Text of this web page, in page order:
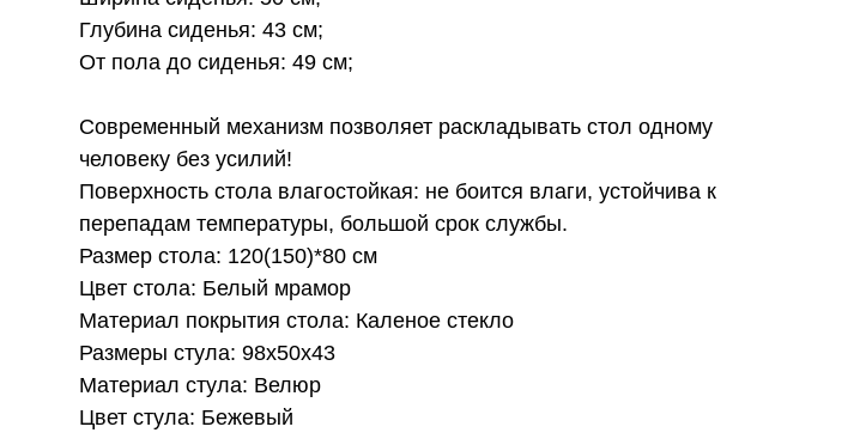
Глубина сиденья: 43 см;
От пола до сиденья: 49 см;
Современный механизм позволяет раскладывать стол одному
человеку без усилий!
Поверхность стола влагостойкая: не боится влаги, устойчива к
перепадам температуры, большой срок службы.
Размер стола: 120(150)*80 см
Цвет стола: Белый мрамор
Материал покрытия стола: Каленое стекло
Размеры стула: 98x50x43
Материал стула: Велюр
Цвет стула: Бежевый